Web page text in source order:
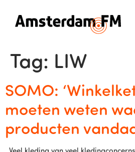
Tag: LIW
SOMO:
moeten weten
producten